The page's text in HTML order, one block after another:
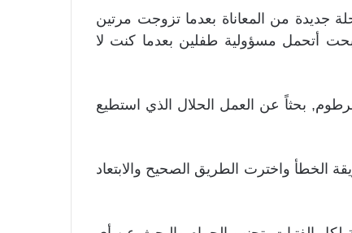
من المعاناة بعدما تزوجت مرتين
أتحمل مسؤولية طفلين بعدما كنت لا
بحثاً عن العمل الحلال الذي استطيع
واخترت الطريق الصحيح والابتعاد